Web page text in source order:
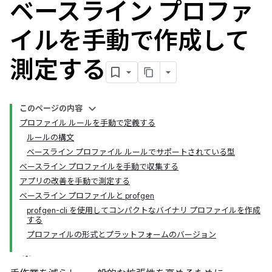
ベースライン プロファ
イルを手動で作成して
測定する
このページの内容
プロファイル ルールを手動で定義する
ルールの構文
ベースライン プロファイル ルールでサポートされている型
ベースライン プロファイルを手動で収集する
アプリの改善を手動で測定する
ベースライン プロファイルと profgen
profgen-cli を使用してコンパクトなバイナリ プロファイルを作成
する
プロファイルの形式とプラットフォームのバージョン